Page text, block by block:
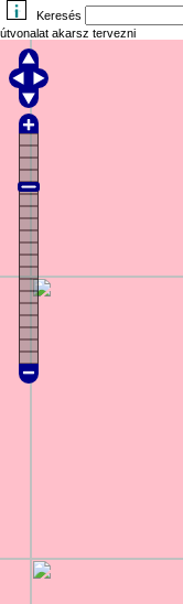
Keresés
útvonalat akarsz tervezni